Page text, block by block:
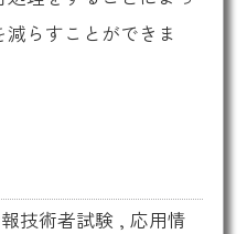
減らすことができま
技術者試験 , 応用情